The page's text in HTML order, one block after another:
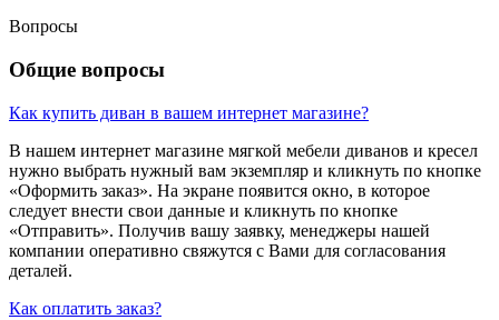
Вопросы
Общие вопросы
Как купить диван в вашем интернет магазине?
В нашем интернет магазине мягкой мебели диванов и кресел
нужно выбрать нужный вам экземпляр и кликнуть по кнопке
«Оформить заказ». На экране появится окно, в которое
следует внести свои данные и кликнуть по кнопке
«Отправить». Получив вашу заявку, менеджеры нашей
компании оперативно свяжутся с Вами для согласования
деталей.
Как оплатить заказ?